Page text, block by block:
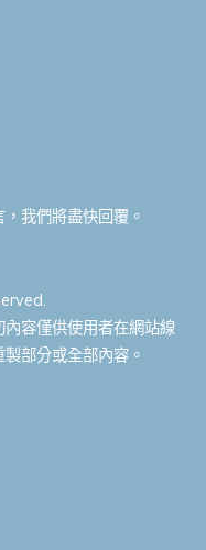
我們將盡快回覆。
容僅供使用者在網站線
部分或全部內容。